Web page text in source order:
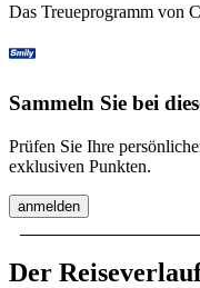
Das Treueprogramm von
Sammeln Sie bei
Prüfen Sie Ihre
exklusiven Punkten.
anmelden
Der